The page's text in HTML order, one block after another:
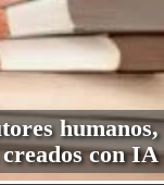
humanos,
con IA